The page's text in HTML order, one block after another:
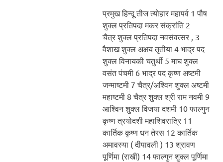
प्रमुख हिन्दू तीज त्योहार महापर्व 1 पौष
शुक्ल प्रतिपदा मकर संक्रांति 2
चैत्र शुक्ल प्रतिपदा नवसंवत्सर , 3
वैशाख शुक्ल अक्षय तृतीया 4 भाद्र पद
शुक्ल विनायकी चतुर्थी 5 माघ शुक्ल
वसंत पंचमी 6 भाद्र पद कृष्ण अष्टमी
जन्माष्टमी 7 चैत्र/अश्विन शुक्ल अष्टमी
महाष्टमी 8 चैत्र शुक्ल श्री राम नवमी 9
आश्विन शुक्ल विजया दशमी 10 फाल्गुन
कृष्ण त्रयोदशी महाशिवरात्रि 11
कार्तिक कृष्ण धन तेरस 12 कार्तिक
अमावस्या ( दीपावली ) 13 श्रावण
पूर्णिमा (राखी) 14 फाल्गुन शुक्ल पूर्णिमा